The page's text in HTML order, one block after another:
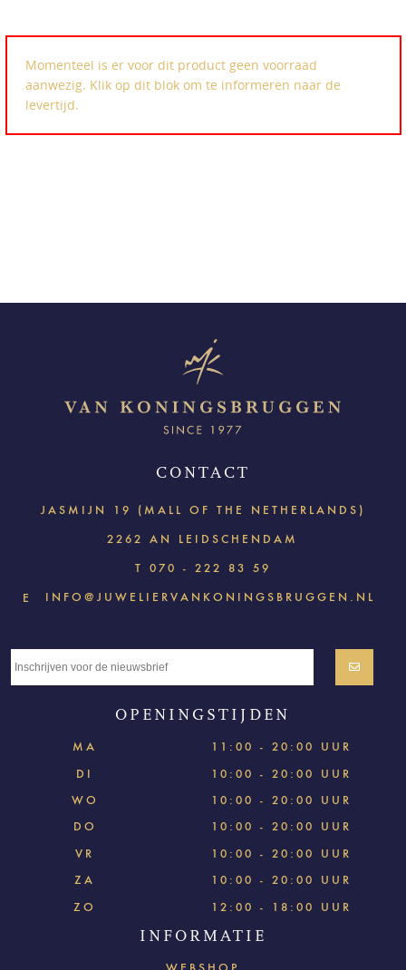
Momenteel is er voor dit product geen voorraad
aanwezig. Klik op dit blok om te informeren naar de
levertijd.
CONTACT
JASMIJN 19 (MALL OF THE NETHERLANDS)
2262 AN LEIDSCHENDAM
T 070 - 222 83 59
E INFO@JUWELIERVANKONINGSBRUGGEN.NL
OPENINGSTIJDEN
MA
11:00 - 20:00 UUR
DI
10:00 - 20:00 UUR
WO
10:00 - 20:00 UUR
DO
10:00 - 20:00 UUR
VR
10:00 - 20:00 UUR
ZA
10:00 - 20:00 UUR
ZO
12:00 - 18:00 UUR
INFORMATIE